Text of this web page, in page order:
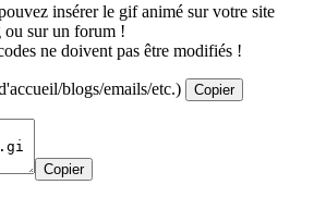
insérer le gif animé sur votre site
ou sur un forum !
ne doivent pas être modifiés !
blogs/emails/etc.) Copier
Copier